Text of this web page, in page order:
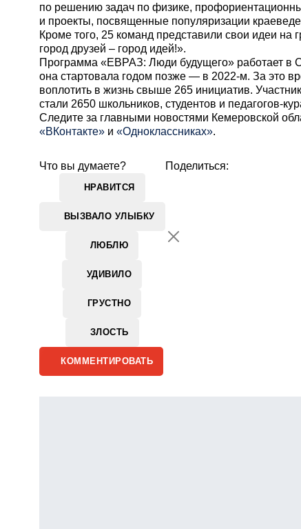
по решению задач по физике,
и проекты, посвященные популяризации
Кроме того, 25 команд представили свои идеи на
город друзей – город идей!».
Программа «ЕВРАЗ: Люди будущего» работает в
она стартовала годом позже — в 2022-м. За это
воплотить в жизнь свыше 265 инициатив.
стали 2650 школьников, студентов и педагогов-
Cледите за главными новостями Кемеровской
«ВКонтакте» и «Одноклассниках».
Что вы думаете?
НРАВИТСЯ
ВЫЗВАЛО УЛЫБКУ
ЛЮБЛЮ
УДИВИЛО
ГРУСТНО
ЗЛОСТЬ
Поделиться:
КОММЕНТИРОВАТЬ